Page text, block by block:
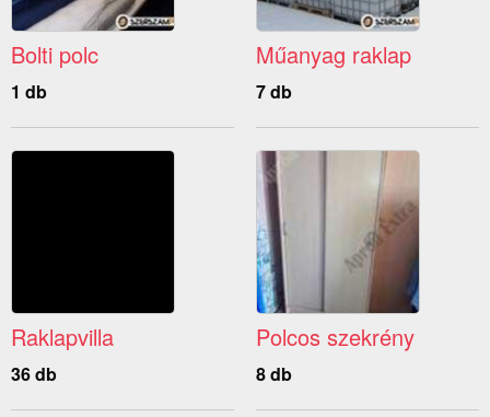
Bolti polc
1 db
Műanyag raklap
7 db
Raklapvilla
36 db
Polcos szekrény
8 db